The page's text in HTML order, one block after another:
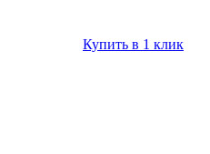
Купить в 1 клик